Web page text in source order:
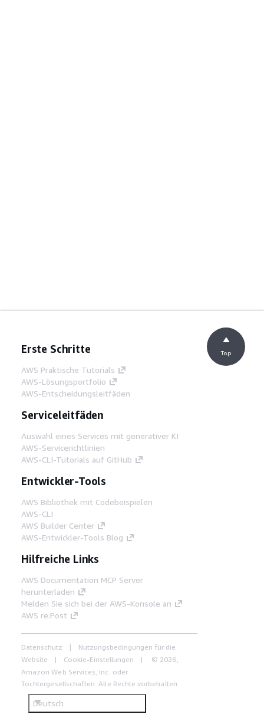
Erste Schritte
AWS Praktische Tutorials
AWS-Lösungsportfolio
AWS-Entscheidungsleitfäden
Serviceleitfäden
Auswahl eines Services mit generativer KI
AWS-Servicerichtlinien
AWS-CLI-Tutorials auf GitHub
Entwickler-Tools
AWS Bibliothek mit Codebeispielen
AWS-CLI
AWS Builder Center
AWS-Entwickler-Tools Blog
Hilfreiche Links
AWS Documentation MCP Server
herunterladen
Melden Sie sich bei der AWS-Konsole an
AWS re:Post
Datenschutz
Nutzungsbedingungen für die
Website
Cookie-Einstellungen
© 2026,
Amazon Web Services, Inc. oder
Tochtergesellschaften. Alle Rechte vorbehalten.
Deutsch
Top